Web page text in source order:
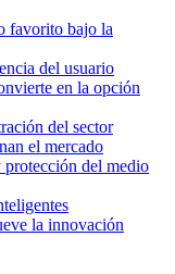
favorito bajo la
del usuario
en la opción
del sector
el mercado
del medio
la innovación